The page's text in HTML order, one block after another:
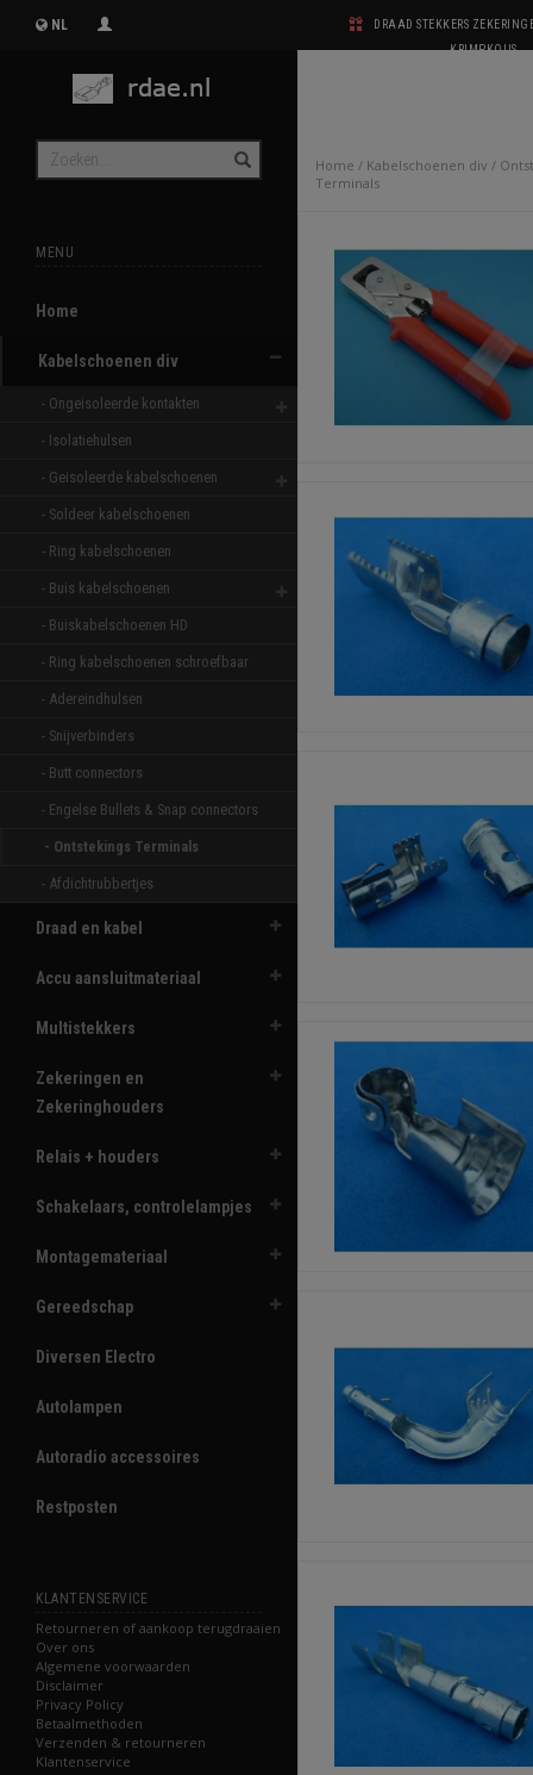
NL
DRAAD STEKKERS
KRIMPKOUS
MENU
Home
Kabelschoenen div
- Ongeisoleerde kontakten
- Isolatiehulsen
- Geisoleerde kabelschoenen
- Soldeer kabelschoenen
- Ring kabelschoenen
- Buis kabelschoenen
- Buiskabelschoenen HD
- Ring kabelschoenen schroefbaar
- Adereindhulsen
- Snijverbinders
- Butt connectors
- Engelse Bullets & Snap connectors
- Ontstekings Terminals
- Afdichtrubbertjes
Draad en kabel
Accu aansluitmateriaal
Multistekkers
Zekeringen en
Zekeringhouders
Relais + houders
Schakelaars, controlelampjes
Montagemateriaal
Gereedschap
Diversen Electro
Autolampen
Autoradio accessoires
Restposten
KLANTENSERVICE
Retourneren of aankoop terugdraaien
Over ons
Algemene voorwaarden
Disclaimer
Privacy Policy
Betaalmethoden
Verzenden & retourneren
Klantenservice
Home / Kabelschoenen div /
Terminals